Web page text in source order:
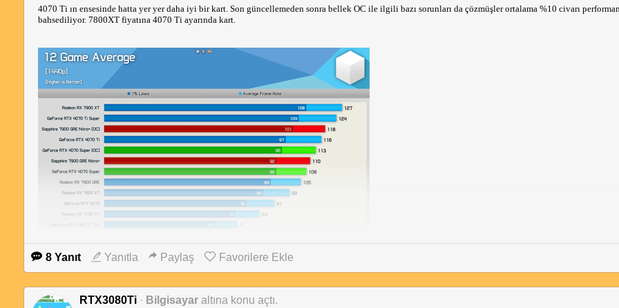
4070 Ti ın ensesinde hatta yer yer daha iyi bir kart. Son güncellemeden sonra bellek OC ile ilgili bazı sorunları da çözmüşler ortalama %10 civarı
bahsediliyor. 7800XT fiyatına 4070 Ti ayarında kart.
8 Yanıt Yanıtla Paylaş Favorilere Ekle
RTX3080Ti · Bilgisayar altına konu açtı.